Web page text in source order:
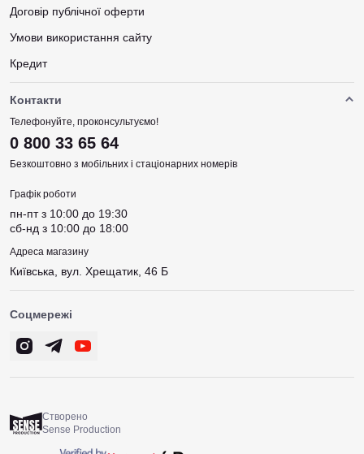
Договір публічної оферти
Умови використання сайту
Кредит
Контакти
Телефонуйте, проконсультуємо!
0 800 33 65 64
Безкоштовно з мобільних і стаціонарних номерів
Графік роботи
пн-пт з 10:00 до 19:30
сб-нд з 10:00 до 18:00
Адреса магазину
Київська, вул. Хрещатик, 46 Б
Соцмережі
Створено
Sense Production